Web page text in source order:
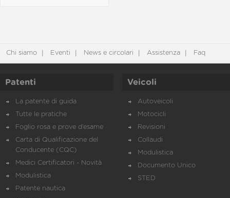
Chi siamo Eventi News e circolari Assistenza Faq
Patenti
La patente di guida
Tutte le pratiche
Foglio rosa e prove d’esame
Carta di Qualificazione del
Conducente (CQC)
Medici Certificatori - Novità
Modulistica
Patente nautica
Veicoli
Autoveicoli
Motocicli
Revisioni
Collaudi
Modulistica
Documento Unico
STED